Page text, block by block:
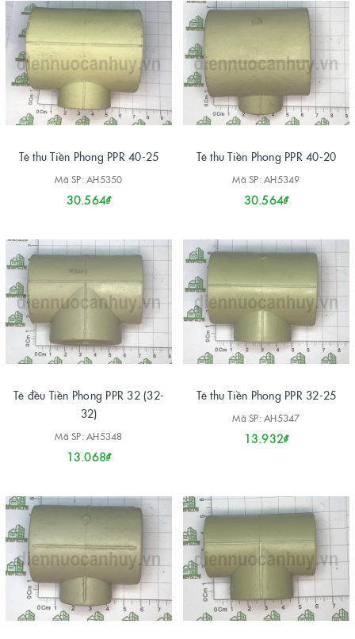
Tê thu Tiền Phong PPR 40-25
Mã SP: AH5350
30.564₫
Tê thu Tiền Phong PPR 40-20
Mã SP: AH5349
30.564₫
Tê đều Tiền Phong PPR 32 (32-
32)
Mã SP: AH5348
13.068₫
Tê thu Tiền Phong PPR 32-25
Mã SP: AH5347
13.932₫